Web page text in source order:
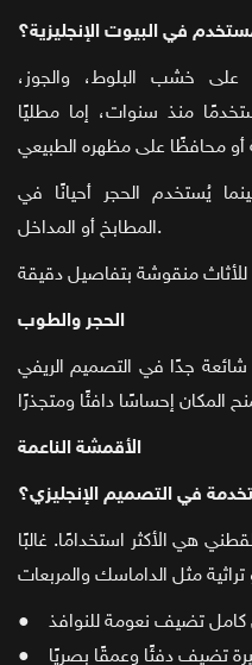
في البيوت الإنجليزية؟
على خشب البلوط، والجوز،
منذ سنوات، إما مطليًا
يُستخدم الحجر أحيانًا في
المطابخ أو المداخل.
الحجر والطوب
جدًا في التصميم الريفي
الأقمشة الناعمة
في التصميم الإنجليزي؟
هي الأكثر استخدامًا. غالبًا